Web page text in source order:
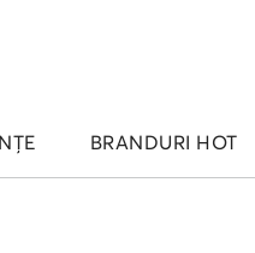
BRANDURI HOT